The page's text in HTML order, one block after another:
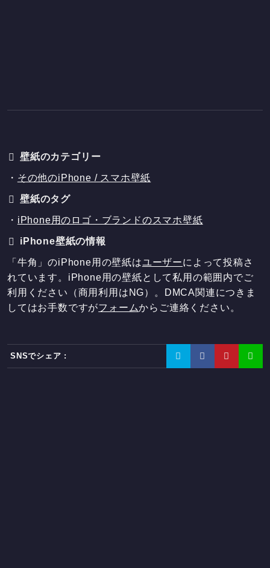
壁紙のカテゴリー
・ その他のiPhone / スマホ壁紙
壁紙のタグ
・ iPhone用のロゴ・ブランドのスマホ壁紙
iPhone壁紙の情報
「牛角」のiPhone用の壁紙はユーザーによって投稿さ
れています。iPhone用の壁紙として私用の範囲内でご
利用ください（商用利用はNG）。DMCA関連につきま
してはお手数ですがフォームからご連絡ください。
SNSでシェア :